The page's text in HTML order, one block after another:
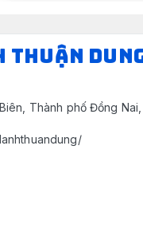
Thành phố Đồng